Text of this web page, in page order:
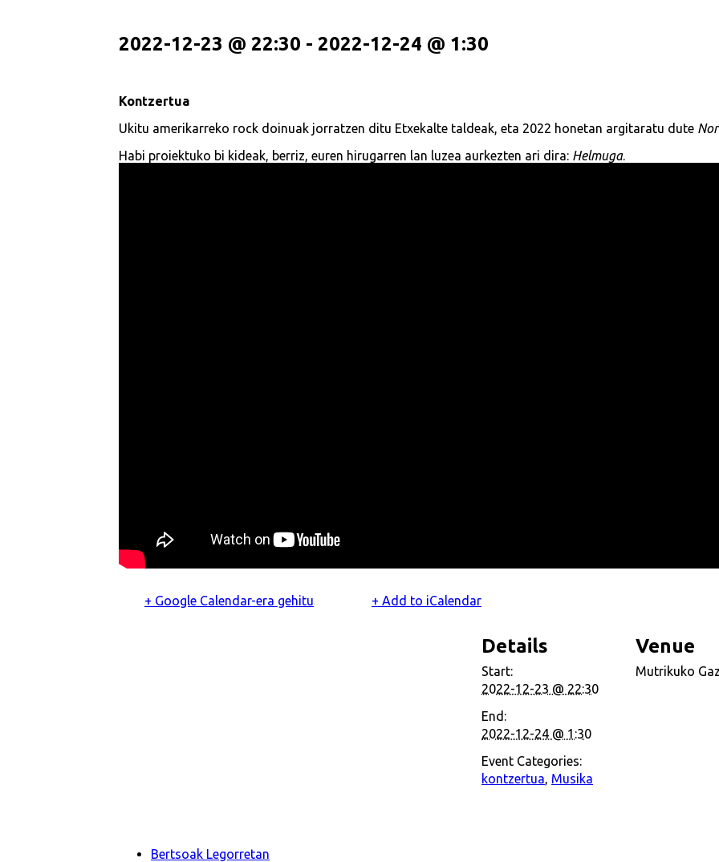
2022-12-23 @ 22:30 - 2022-12-24 @ 1:30
Kontzertua
Ukitu amerikarreko rock doinuak jorratzen ditu Etxekalte taldeak, eta 2022 honetan argitaratu dute
Habi proiektuko bi kideak, berriz, euren hirugarren lan luzea aurkezten ari dira: Helmuga.
+ Google Calendar-era gehitu + Add to iCalendar
Details
Start:
2022-12-23 @ 22:30
End:
2022-12-24 @ 1:30
Event Categories:
kontzertua, Musika
Venue
Mutrikuko
Bertsoak Legorretan